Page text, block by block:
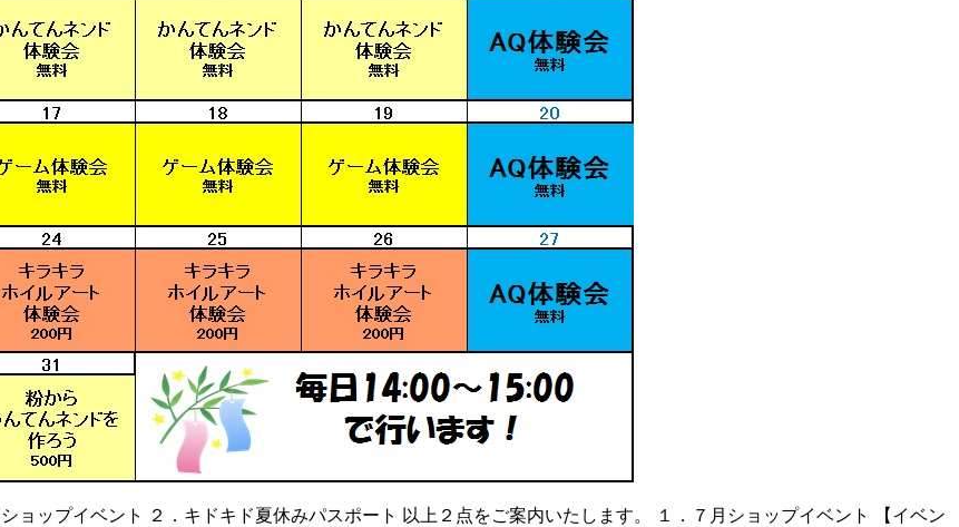
ョップイベント ２．キドキド夏休みパスポート 以上２点をご案内いたします。 １．７月ショップイベント 【イベン